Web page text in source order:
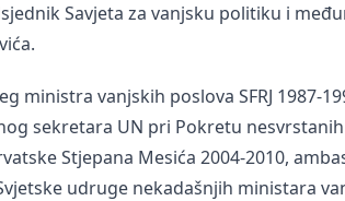
Savjeta za vanjsku politiku i
ministra vanjskih poslova SFRJ 1987-
sekretara UN pri Pokretu
Stjepana Mesića 2004-2010,
udruge nekadašnjih ministara